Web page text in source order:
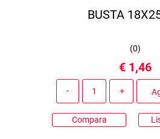
BUSTA
(0)
€ 1,46
Compara